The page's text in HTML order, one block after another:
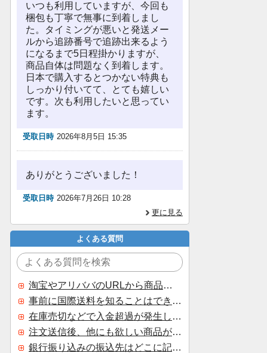
いつも利用していますが、今回も
梱包も丁寧で無事に到着しまし
た。タイミングが悪いと発送メー
ルから追跡番号で追跡出来るよう
になるまで5日程掛かりますが、
商品自体は問題なく到着します。
日本で購入するとつかない特典も
しっかり付いてて、とても嬉しい
です。次も利用したいと思ってい
ます。
受取日時 2026年8月5日 15:35
ありがとうございました！
受取日時 2026年7月26日 10:28
更に見る
よくある質問
淘宝やアリババのURLから商品を探すことはできますか？
事前に国際送料を知ることはできますか？
在庫売切などで入金超過が発生した場合はいつ返金されますか？
注文送信後、他にも欲しい商品が見つかった場合、追加注文できますか？
銀行振り込みの振込先はどこに記載されていますか？